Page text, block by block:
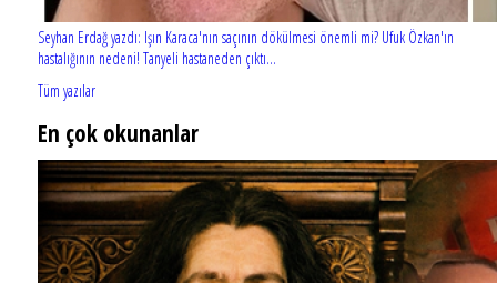
Seyhan Erdağ yazdı: Işın Karaca'nın saçının dökülmesi önemli mi? Ufuk Özkan'ın
hastalığının nedeni! Tanyeli hastaneden çıktı...
Tüm yazılar
En çok okunanlar